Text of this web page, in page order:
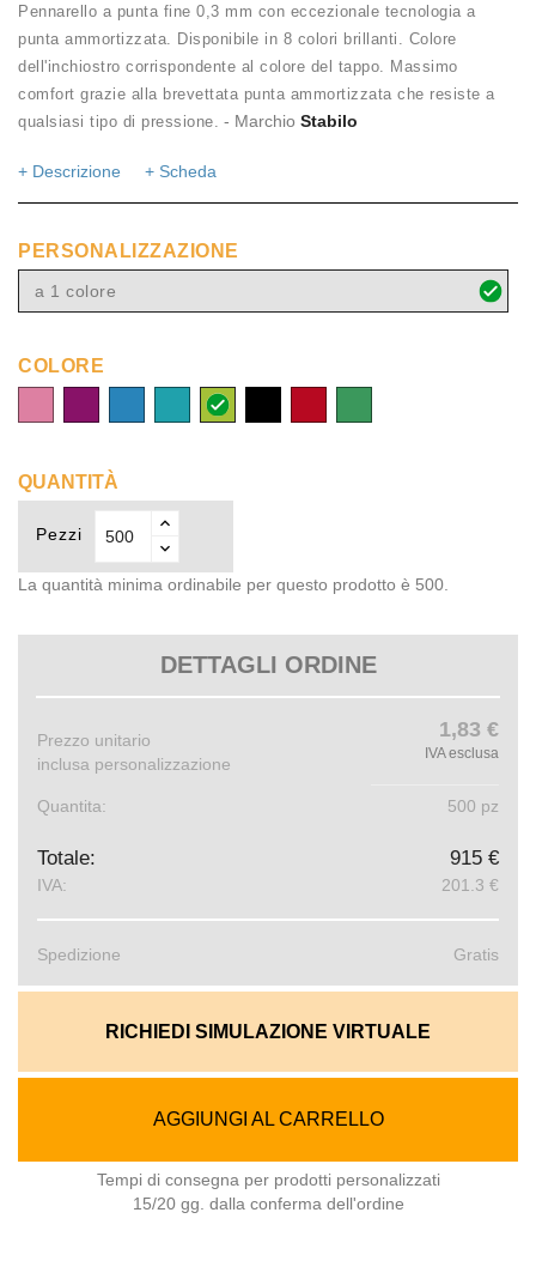
Pennarello a punta fine 0,3 mm con eccezionale tecnologia a
punta ammortizzata. Disponibile in 8 colori brillanti. Colore
dell'inchiostro corrispondente al colore del tappo. Massimo
comfort grazie alla brevettata punta ammortizzata che resiste a
qualsiasi tipo di pressione. - Marchio Stabilo
+ Descrizione + Scheda
PERSONALIZZAZIONE
a 1 colore
COLORE
Turchese
Verde
foglia
QUANTITÀ
Pezzi
La quantità minima ordinabile per questo prodotto è 500.
DETTAGLI ORDINE
Prezzo unitario
inclusa personalizzazione
1,83 €
IVA esclusa
Quantita: 500 pz
Totale: 915 €
IVA: 201.3 €
Spedizione Gratis
RICHIEDI SIMULAZIONE VIRTUALE
AGGIUNGI AL CARRELLO
Tempi di consegna per prodotti personalizzati
15/20 gg. dalla conferma dell'ordine